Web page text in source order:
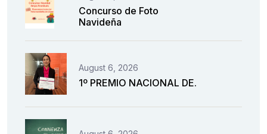
Concurso de Foto
Navideña
August 6, 2026
1º PREMIO NACIONAL DE.